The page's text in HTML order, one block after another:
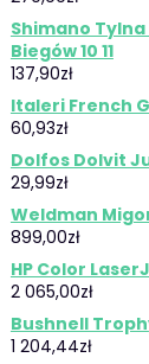
Shimano Tylna
Biegów 10 11
137,90zł
Italeri French
60,93zł
Dolfos Dolvit
29,99zł
Weldman
899,00zł
HP Color
2 065,00zł
Bushnell
1 204,44zł